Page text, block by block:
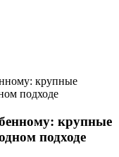
крупные
подходе
крупные
подходе